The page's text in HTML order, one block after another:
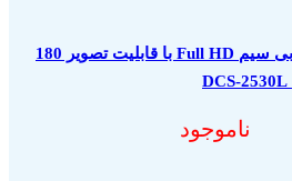
دوربین تحت شبکه بی سیم Full HD با قابلیت تصویر 180
ناموجود